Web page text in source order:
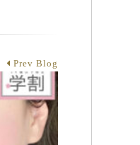
Prev Blog